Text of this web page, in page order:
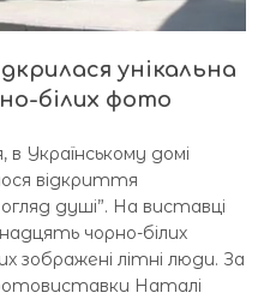
унікальна
білих фото
в Українському домі
відкриття
душі”. На виставці
чорно-білих
зображені літні люди. За
Наталі